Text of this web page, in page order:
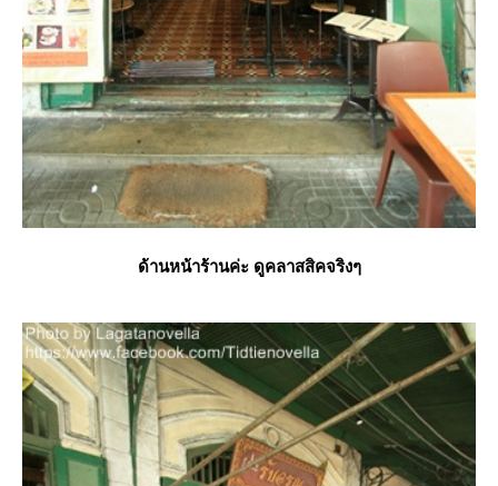
ด้านหน้าร้านค่ะ ดูคลาสสิคจริงๆ